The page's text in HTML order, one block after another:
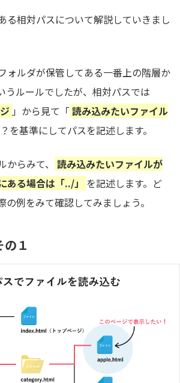
る相対パスについて解説していきまし
ォルダが保管してある一番上の階層か
うルールでしたが、相対パスでは
」から見て「 読み込みたいファイル
を基準にしてパスを記述します。
らみて、 読み込みたいファイルが
ある場合は「../」
を記述します。ど
の例をみて確認してみましょう。
１